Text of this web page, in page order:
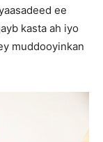
ee
kasta ah iyo
muddooyinkan